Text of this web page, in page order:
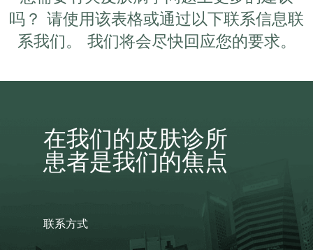
吗？ 请使用该表格或通过以下联系信息联
系我们。 我们将会尽快回应您的要求。
在我们的皮肤诊所
患者是我们的焦点
联系方式